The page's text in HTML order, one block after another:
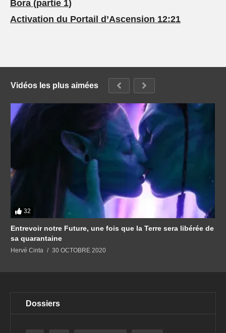
Bora (partie 1)
Activation du Portail d’Ascension 12:21
Vidéos les plus aimées
32
Entrevoir notre Future, une fois que la Terre sera libérée de
sa quarantaine
Hervé Cinta 30 OCTOBRE 2020
Dossiers